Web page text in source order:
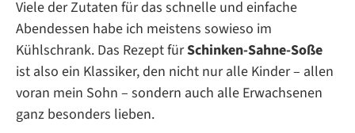
Viele der Zutaten für das schnelle und einfache
Abendessen habe ich meistens sowieso im
Kühlschrank. Das Rezept fürSchinken-Sahne-Soße
ist also ein Klassiker, den nicht nur alle Kinder – allen
voran mein Sohn – sondern auch alle Erwachsenen
ganz besonders lieben.